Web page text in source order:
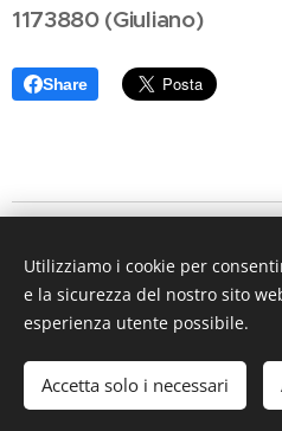
1173880 (Giuliano)
Share
Villa Contarini Giovanelli
Santimaria, 240 -
C.F. 91028380284 P.Iva
Utilizziamo i cookie per
e la sicurezza del nostro sito
esperienza utente possibile.
Accetta solo i necessari